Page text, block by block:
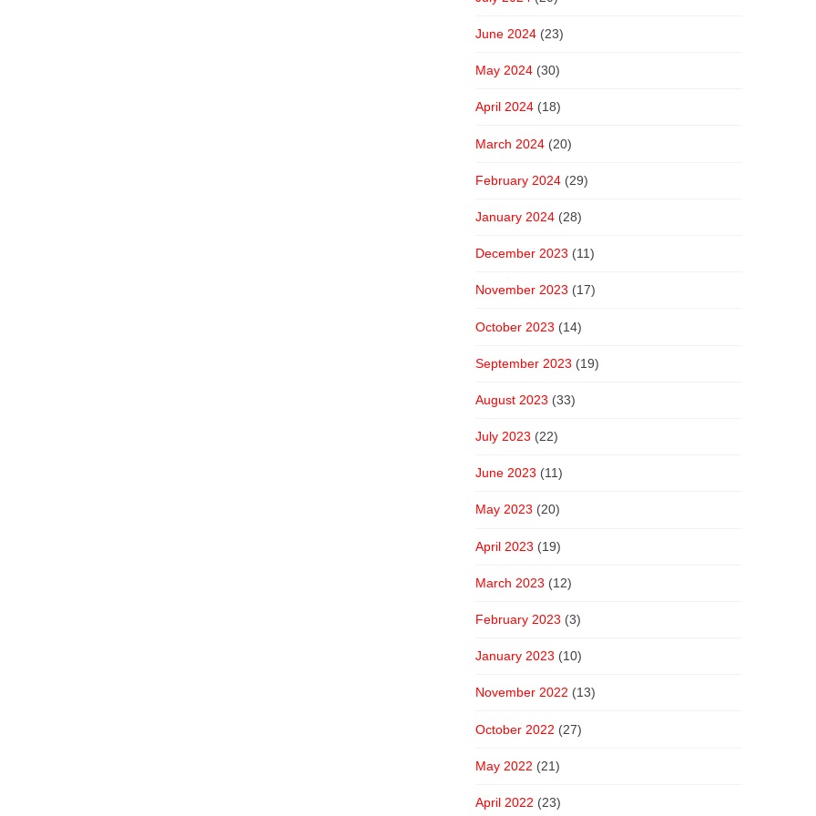
June 2024 (23)
May 2024 (30)
April 2024 (18)
March 2024 (20)
February 2024 (29)
January 2024 (28)
December 2023 (11)
November 2023 (17)
October 2023 (14)
September 2023 (19)
August 2023 (33)
July 2023 (22)
June 2023 (11)
May 2023 (20)
April 2023 (19)
March 2023 (12)
February 2023 (3)
January 2023 (10)
November 2022 (13)
October 2022 (27)
May 2022 (21)
April 2022 (23)